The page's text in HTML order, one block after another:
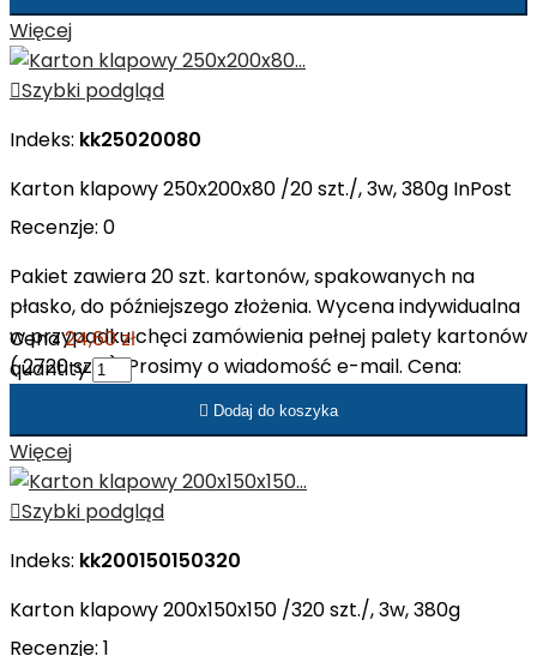
Więcej
Szybki podgląd
Indeks: kk25020080
Karton klapowy 250x200x80 /20 szt./, 3w, 380g InPost
Recenzje: 0
Pakiet zawiera 20 szt. kartonów, spakowanych na
płasko, do późniejszego złożenia. Wycena indywidualna
w przypadku chęci zamówienia pełnej palety kartonów
( 2720 szt. ). Prosimy o wiadomość e-mail. Cena:
Cena24,60 zł
quantity
 Dodaj do koszyka
Więcej
Szybki podgląd
Indeks: kk200150150320
Karton klapowy 200x150x150 /320 szt./, 3w, 380g
Recenzje: 1